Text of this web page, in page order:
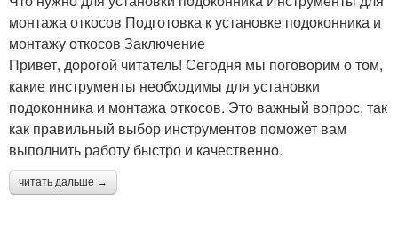
монтажа откосов Подготовка к установке подоконника и
монтажу откосов Заключение
Привет, дорогой читатель! Сегодня мы поговорим о том,
какие инструменты необходимы для установки
подоконника и монтажа откосов. Это важный вопрос, так
как правильный выбор инструментов поможет вам
выполнить работу быстро и качественно.
читать дальше →